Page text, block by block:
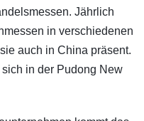
Jährlich
in verschiedenen
auch in China präsent.
sich in der Pudong New